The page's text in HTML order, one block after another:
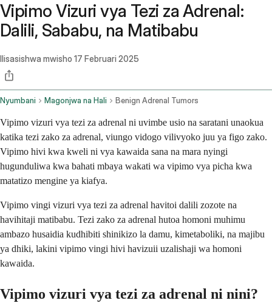
Vipimo Vizuri vya Tezi za Adrenal:
Dalili, Sababu, na Matibabu
Ilisasishwa mwisho 17 Februari 2025
Nyumbani Magonjwa na Hali Benign Adrenal Tumors
Vipimo vizuri vya tezi za adrenal ni uvimbe usio na saratani unaokua
katika tezi zako za adrenal, viungo vidogo vilivyoko juu ya figo zako.
Vipimo hivi kwa kweli ni vya kawaida sana na mara nyingi
hugunduliwa kwa bahati mbaya wakati wa vipimo vya picha kwa
matatizo mengine ya kiafya.
Vipimo vingi vizuri vya tezi za adrenal havitoi dalili zozote na
havihitaji matibabu. Tezi zako za adrenal hutoa homoni muhimu
ambazo husaidia kudhibiti shinikizo la damu, kimetaboliki, na majibu
ya dhiki, lakini vipimo vingi hivi havizuii uzalishaji wa homoni
kawaida.
Vipimo vizuri vya tezi za adrenal ni nini?